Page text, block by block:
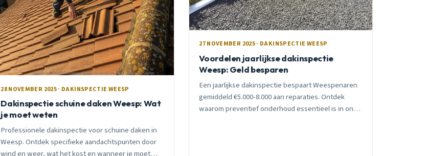
28 NOVEMBER 2025 · DAKINSPECTIE WEESP
Dakinspectie schuine daken Weesp: Wat
je moet weten
Professionele dakinspectie voor schuine daken in
Weesp. Ontdek specifieke aandachtspunten door
27 NOVEMBER 2025 · DAKINSPECTIE WEESP
Voordelen jaarlijkse dakinspectie
Weesp: Geld besparen
Een jaarlijkse dakinspectie bespaart Weespenaren
gemiddeld €5.000-8.000 aan reparaties. Ontdek
waarom preventief onderhoud essentieel is in ons